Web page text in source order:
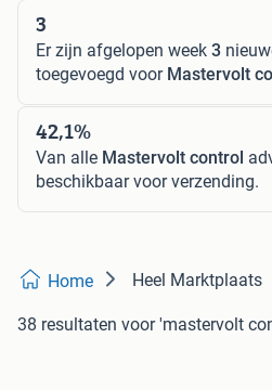
3
Er zijn afgelopen week 3
toegevoegd voor Mastervolt
42,1%
Van alle Mastervolt control
beschikbaar voor verzending.
Home Heel Marktplaats
38 resultaten voor 'mastervolt